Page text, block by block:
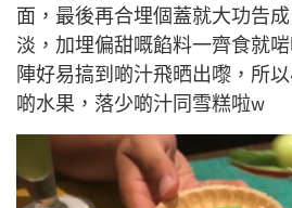
面，最後再合埋個蓋就大功告
淡，加埋偏甜嘅餡料一齊食就
陣好易搞到啲汁飛晒出嚟，所
啲水果，落少啲汁同雪糕啦w